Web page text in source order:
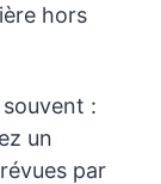
hors
:
un
par